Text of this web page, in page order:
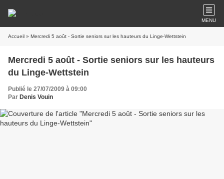
MENU
Accueil » Mercredi 5 août - Sortie seniors sur les hauteurs du Linge-Wettstein
Mercredi 5 août - Sortie seniors sur les hauteurs
du Linge-Wettstein
Publié le 27/07/2009 à 09:00
Par Denis Vouin